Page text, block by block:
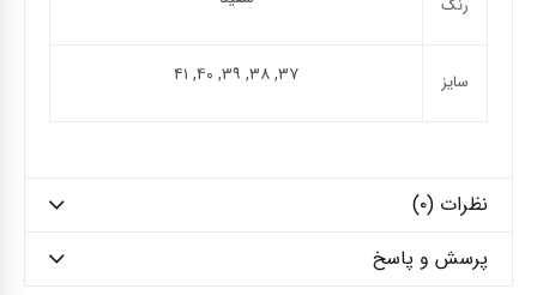
رنگ
سایز ۳۷, ۳۸, ۳۹, ۴۰, ۴۱
نظرات (۰)
پرسش و پاسخ